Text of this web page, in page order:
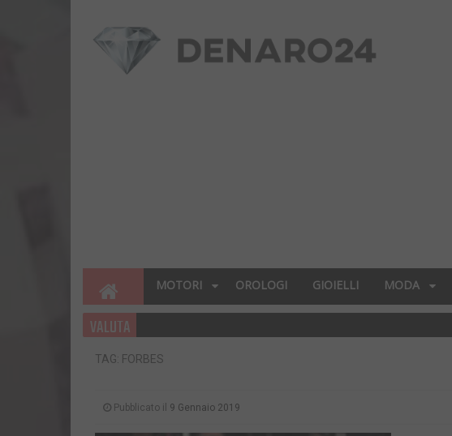
MOTORI OROLOGI GIOIELLI MODA
VALUTA
TAG: FORBES
Pubblicato il 9 Gennaio 2019